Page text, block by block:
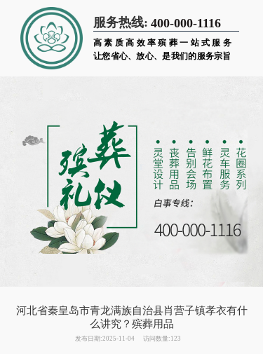
服务热线: 400-000-1116
高素质高效率殡葬一站式服务
让您省心、放心、是我们的服务宗旨
河北省秦皇岛市青龙满族自治县肖营子镇孝衣有什
么讲究？殡葬用品
发布日期:2025-11-04 访问数量:123